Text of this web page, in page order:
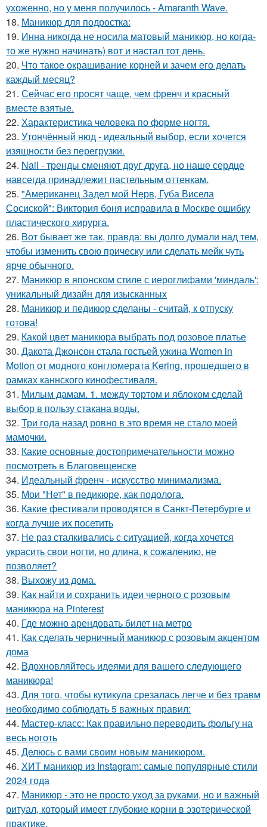
ухоженно, но у меня получилось - Amaranth Wave.
18. Маникюр для подростка:
19. Инна никогда не носила матовый маникюр, но когда-
то же нужно начинать) вот и настал тот день.
20. Что такое окрашивание корней и зачем его делать
каждый месяц?
21. Сейчас его просят чаще, чем френч и красный
вместе взятые.
22. Характеристика человека по форме ногтя.
23. Утончённый нюд - идеальный выбор, если хочется
изящности без перегрузки.
24. Nail - тренды сменяют друг друга, но наше сердце
навсегда принадлежит пастельным оттенкам.
25. "Американец Задел мой Нерв, Губа Висела
Сосиской": Виктория боня исправила в Москве ошибку
пластического хирурга.
26. Вот бывает же так, правда: вы долго думали над тем,
чтобы изменить свою прическу или сделать мейк чуть
ярче обычного.
27. Маникюр в японском стиле с иероглифами 'миндаль':
уникальный дизайн для изысканных
28. Маникюр и педикюр сделаны - считай, к отпуску
готова!
29. Какой цвет маникюра выбрать под розовое платье
30. Дакота Джонсон стала гостьей ужина Women in
Motion от модного конгломерата Kering, прошедшего в
рамках каннского кинофестиваля.
31. Милым дамам. 1. между тортом и яблоком сделай
выбор в пользу стакана воды.
32. Три года назад ровно в это время не стало моей
мамочки.
33. Какие основные достопримечательности можно
посмотреть в Благовещенске
34. Идеальный френч - искусство минимализма.
35. Мои "Нет" в педикюре, как подолога.
36. Какие фестивали проводятся в Санкт-Петербурге и
когда лучше их посетить
37. Не раз сталкивались с ситуацией, когда хочется
украсить свои ногти, но длина, к сожалению, не
позволяет?
38. Выхожу из дома.
39. Как найти и сохранить идеи черного с розовым
маникюра на Pinterest
40. Где можно арендовать билет на метро
41. Как сделать черничный маникюр с розовым акцентом
дома
42. Вдохновляйтесь идеями для вашего следующего
маникюра!
43. Для того, чтобы кутикула срезалась легче и без травм
необходимо соблюдать 5 важных правил:
44. Мастер-класс: Как правильно переводить фольгу на
весь ноготь
45. Делюсь с вами своим новым маникюром.
46. ХИТ маникюр из Instagram: самые популярные стили
2024 года
47. Маникюр - это не просто уход за руками, но и важный
ритуал, который имеет глубокие корни в эзотерической
практике.